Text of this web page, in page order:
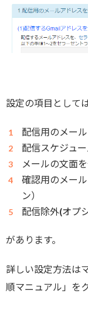
設定の項目として
配信用のメー
配信スケジュ
メールの文面
確認用のメー
ン）
配信除外(オプ
があります。
詳しい設定方法は
順マニュアル」を